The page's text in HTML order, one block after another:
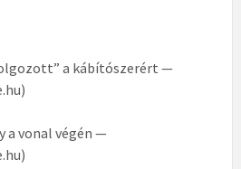
a kábítószerért —
a vonal végén —